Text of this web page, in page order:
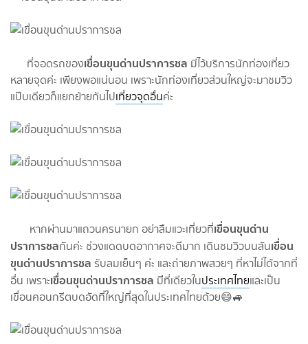
ที่จอดรถของเขื่อนขุนด่านปราการชล มีไว้บริการนักท่องเที่ยว
หลายจุดค่ะ เพียงพอแน่นอน เพราะนักท่องเที่ยวส่วนใหญ่จะมาชมวิว
แป๊บเดียวก็แยกย้ายกันไปเที่ยวจุดอื่นค่ะ
หากผ่านมาแถวนครนายก อย่าลืมแวะเที่ยวที่เขื่อนขุนด่าน
ปราการชลกันค่ะ ช่วงแดดบดอากาศจะดีมาก เดินชมวิวบนสันเขื่อน
ขุนด่านปราการชล รับลมเย็นๆ ค่ะ และถ่ายภาพสวยๆ ที่หาไม่ได้จากที่
อื่น เพราะเขื่อนขุนด่านปราการชล มที่เดียวในประเทศไทยและเป็น
เขื่อนคอนกรีตบดอัดที่ใหญ่ที่สุดในประเทศไทยด้วย😄🚙